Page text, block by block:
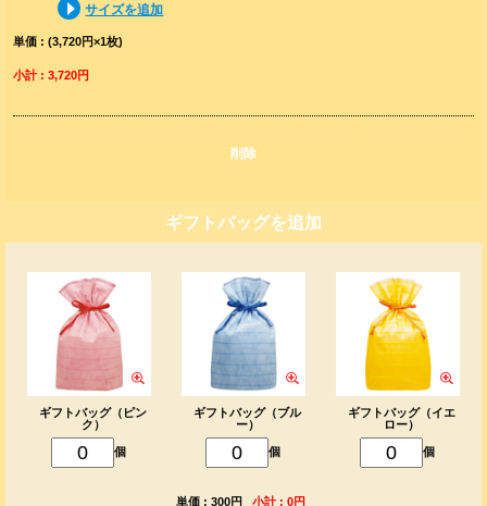
サイズを追加
単価 : (3,720円×1枚)
小計 : 3,720円
削除
ギフトバッグを追加
ギフトバッグ（ピン
ク）
個
ギフトバッグ（ブル
ー）
個
ギフトバッグ（イエ
ロー）
個
単価 : 300円 小計 : 0円